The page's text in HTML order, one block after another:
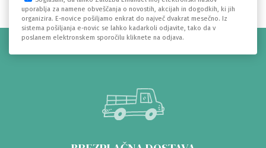
uporablja za namene obveščanja o novostih, akcijah in dogodkih, ki jih
organizira. E-novice pošiljamo enkrat do največ dvakrat mesečno. Iz
sistema pošiljanja e-novic se lahko kadarkoli odjavite, tako da v
poslanem elektronskem sporočilu kliknete na odjava.